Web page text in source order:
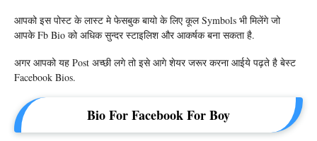
आपको इस पोस्ट के लास्ट मे फेसबुक बायो के लिए कूल Symbols भी मिलेंगे जो
आपके Fb Bio को अधिक सुन्दर स्टाइलिश और आकर्षक बना सकता है.
अगर आपको यह Post अच्छी लगे तो इसे आगे शेयर जरूर करना आईये पढ़ते है बेस्ट
Facebook Bios.
Bio For Facebook For Boy